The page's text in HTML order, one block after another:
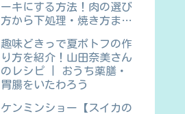
ーキにする方法！肉の選び
方から下処理・焼き方ま
趣味どきっで夏ポトフの作
り方を紹介！山田奈美さん
のレシピ | おうち薬膳・
胃腸をいたわろう
ケンミンショー【スイカの